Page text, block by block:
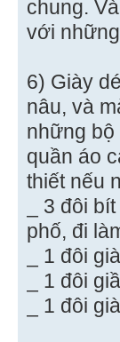
chung.
với
6) Giày
nâu, và
những bộ
quần áo
thiết nếu
_ 3 đôi
phố, đi
_ 1 đôi
_ 1 đôi
_ 1 đôi